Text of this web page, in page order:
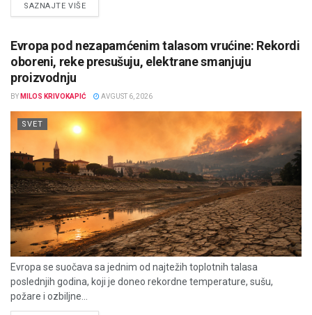
SAZNAJTE VIŠEDETAILS
Evropa pod nezapamćenim talasom vrućine: Rekordi
oboreni, reke presušuju, elektrane smanjuju
proizvodnju
BY MILOS KRIVOKAPIĆ AVGUST 6, 2026
SVET
Evropa se suočava sa jednim od najtežih toplotnih talasa
poslednjih godina, koji je doneo rekordne temperature, sušu,
požare i ozbiljne...